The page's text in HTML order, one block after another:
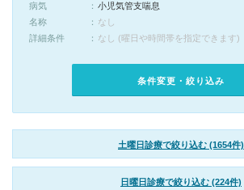
病気
小児気管支喘息
名称
なし
詳細条件
なし (曜日や時間帯を指定できます)
条件変更・絞り込み
土曜日診療で絞り込む (1654件)
日曜日診療で絞り込む (224件)